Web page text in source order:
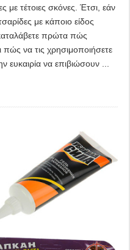
με τέτοιες σκόνες. Έτσι, εάν
με κάποιο είδος
πρώτα πώς
να τις χρησιμοποιήσετε
ευκαιρία να επιβιώσουν ...